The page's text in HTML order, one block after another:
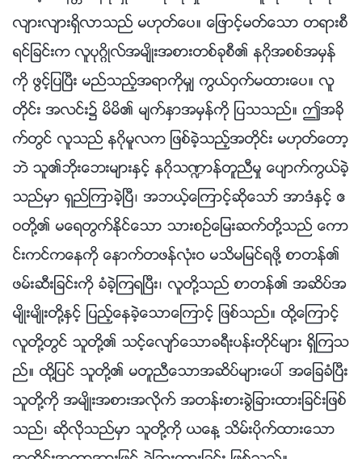
လ်ားလ်ားရွိလာသည္ မဟုတ္ေပ။ ေျဖာင့္မတ္ေသာ တရားစီ
ရင္ျခင္းက လူပုဂၢိဳလ္အမ်ိဳးအစားတစ္ခုစီ၏ နဂိုအစစ္အမွန္
ကို ဖြင့္ျပၿပီး မည္သည့္အရာကိုမွ် ကြယ္ဝွက္မထားေပ။ လူ
တိုင္း အလင္း၌ မိမိ၏ မ်က္ႏွာအမွန္ကို ျပသသည္။ ဤအခို
က္တြင္ လူသည္ နဂိုမူလက ျဖစ္ခဲ့သည့္အတိုင္း မဟုတ္ေတာ့
ဘဲ သူ၏ဘိုးေဘးမ်ားႏွင့္ နဂိုသ႑ာန္တူညီမႈ ေပ်ာက္ကြယ္ခဲ့
သည္မွာ ရွည္ၾကာခဲ့ၿပီ၊ အဘယ့္ေၾကာင့္ဆိုေသာ္ အာဒံႏွင့္ ဧ
ဝတို႔၏ မေရတြက္ႏိုင္ေသာ သားစဥ္ေျမးဆက္တို႔သည္ ေကာ
င္းကင္ကေနကို ေနာက္တဖန္လုံးဝ မသိမျမင္ရဖို႔ စာတန္၏
ဖမ္းဆီးျခင္းကို ခံခဲ့ၾကရၿပီး၊ လူတို႔သည္ စာတန္၏ အဆိပ္အ
မ်ိဳးမ်ိဳးတို႔ႏွင့္ ျပည့္ေနခဲ့ေသာေၾကာင့္ ျဖစ္သည္။ ထို႔ေၾကာင့္
လူတို႔တြင္ သူတို႔၏ သင့္ေလ်ာ္ေသာခရီးပန္းတိုင္မ်ား ရွိၾကသ
ည္။ ထို႔ျပင္ သူတို႔၏ မတူညီေသာအဆိပ္မ်ားေပၚ အေျခခံၿပီး
သူတို႔ကို အမ်ိဳးအစားအလိုက္ အတန္းစားခြဲျခားထားျခင္းျဖစ္
သည္၊ ဆိုလိုသည္မွာ သူတို႔ကို ယေန႔ သိမ္းပိုက္ထားေသာ